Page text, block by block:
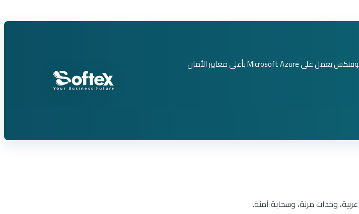
تحكم في المبيعات، المخزون، المحاسبة والعمليات من منصة سحابية واحدة — نظام ERP عربي من سوفتكس يعمل على Microsoft Azure بأعلى معايير الأمان